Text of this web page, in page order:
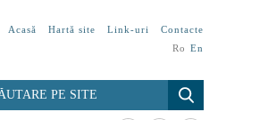
Acasă Hartă site Link-uri
Contacte
Ro En